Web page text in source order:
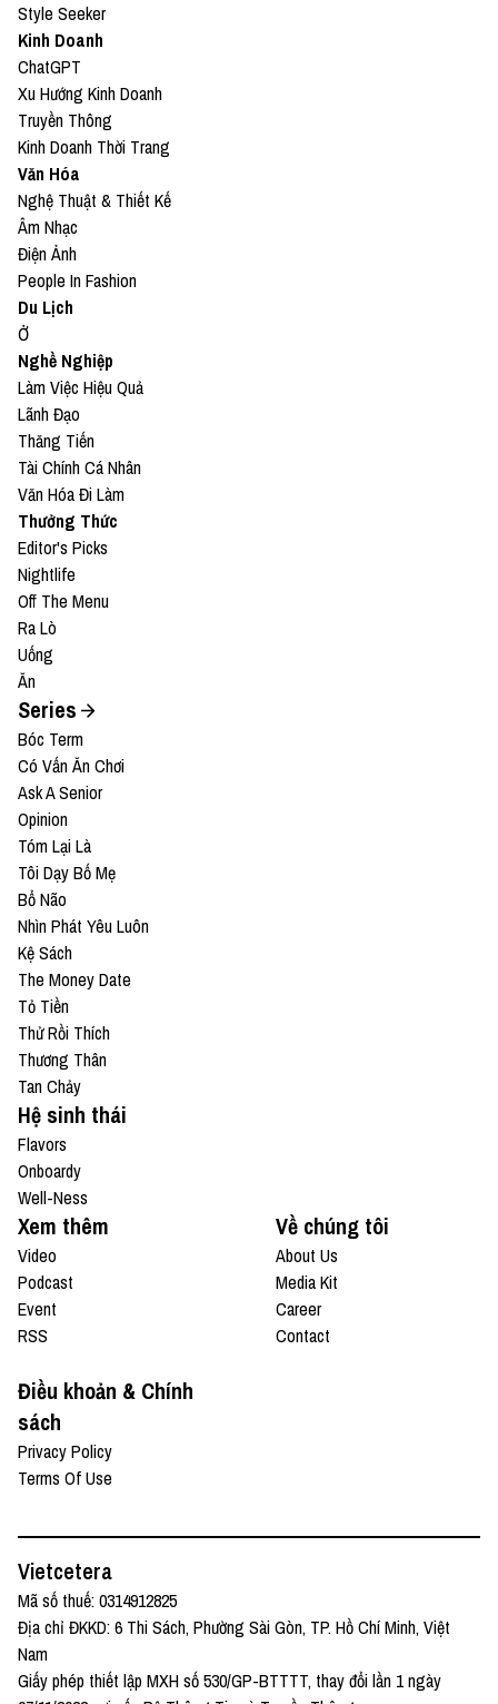
Style Seeker
Kinh Doanh
ChatGPT
Xu Hướng Kinh Doanh
Truyền Thông
Kinh Doanh Thời Trang
Văn Hóa
Nghệ Thuật & Thiết Kế
Âm Nhạc
Điện Ảnh
People In Fashion
Du Lịch
Ở
Nghề Nghiệp
Làm Việc Hiệu Quả
Lãnh Đạo
Thăng Tiến
Tài Chính Cá Nhân
Văn Hóa Đi Làm
Thưởng Thức
Editor's Picks
Nightlife
Off The Menu
Ra Lò
Uống
Ăn
Series
Bóc Term
Có Vấn Ăn Chơi
Ask A Senior
Opinion
Tóm Lại Là
Tôi Dạy Bố Mẹ
Bổ Não
Nhìn Phát Yêu Luôn
Kệ Sách
The Money Date
Tỏ Tiền
Thử Rồi Thích
Thương Thân
Tan Chảy
Hệ sinh thái
Flavors
Onboardy
Well-Ness
Xem thêm
Video
Podcast
Event
RSS
Về chúng tôi
About Us
Media Kit
Career
Contact
Điều khoản & Chính
sách
Privacy Policy
Terms Of Use
Vietcetera
Mã số thuế: 0314912825
Địa chỉ ĐKKD: 6 Thi Sách, Phường Sài Gòn, TP. Hồ Chí Minh, Việt
Nam
Giấy phép thiết lập MXH số 530/GP-BTTTT, thay đổi lần 1 ngày